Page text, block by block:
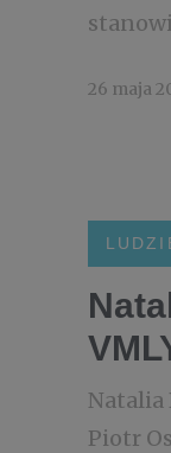
26 maja
Natalia
Piotr